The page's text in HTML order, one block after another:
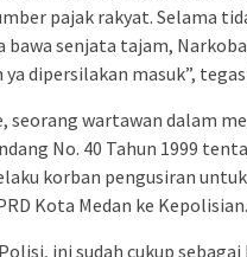
pajak rakyat. Selama
bawa senjata tajam,
dipersilakan masuk”,
seorang wartawan dalam
No. 40 Tahun 1999
korban pengusiran
Kota Medan ke Kepolisian.
ini sudah cukup